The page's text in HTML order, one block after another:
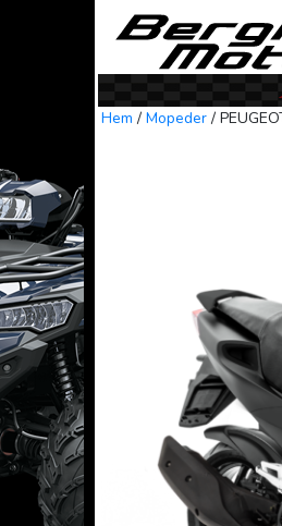
Skip to content
Hem / Mopeder /